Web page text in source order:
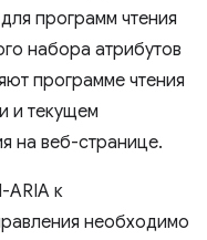
программ чтения
набора атрибутов
программе чтения
и текущем
на веб-странице.
ARIA к
необходимо